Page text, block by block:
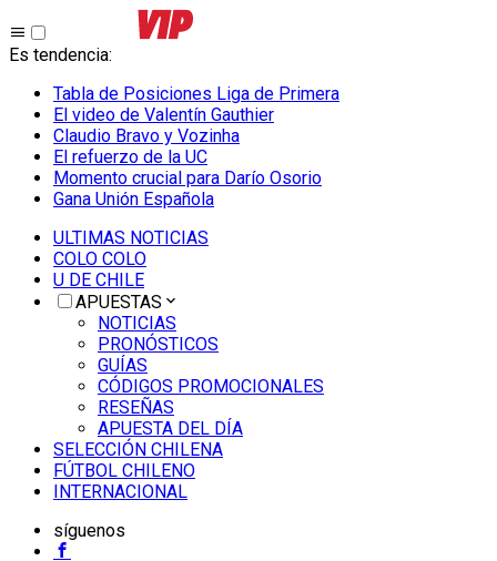
Es tendencia:
Tabla de Posiciones Liga de Primera
El video de Valentín Gauthier
Claudio Bravo y Vozinha
El refuerzo de la UC
Momento crucial para Darío Osorio
Gana Unión Española
ULTIMAS NOTICIAS
COLO COLO
U DE CHILE
APUESTAS
NOTICIAS
PRONÓSTICOS
GUÍAS
CÓDIGOS PROMOCIONALES
RESEÑAS
APUESTA DEL DÍA
SELECCIÓN CHILENA
FÚTBOL CHILENO
INTERNACIONAL
síguenos